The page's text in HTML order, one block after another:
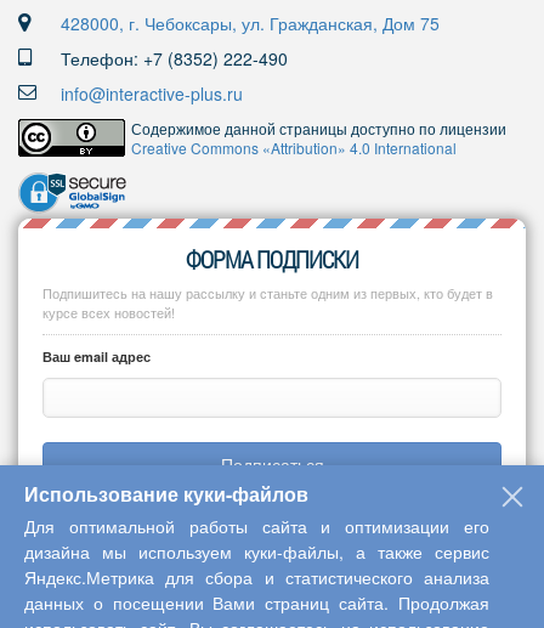
428000, г. Чебоксары, ул. Гражданская, Дом 75
Телефон: +7 (8352) 222-490
info@interactive-plus.ru
Содержимое данной страницы доступно по лицензии
Creative Commons «Attribution» 4.0 International
ФОРМА ПОДПИСКИ
Подпишитесь на нашу рассылку и станьте одним из первых, кто будет в
курсе всех новостей!
Ваш email адрес
Подписаться
Copyright © 2013-2026 Центр научного сотрудничества «Интерактив
плюс»
Использование куки-файлов
Для оптимальной работы сайта и оптимизации его
дизайна мы используем куки-файлы, а также сервис
Яндекс.Метрика для сбора и статистического анализа
данных о посещении Вами страниц сайта. Продолжая